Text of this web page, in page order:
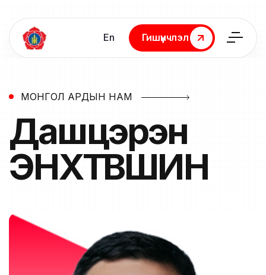
En
Гишүүнчлэл
Гишүүнчлэл
МОНГОЛ АРДЫН НАМ
Дашцэрэн
ЭНХТҮВШИН